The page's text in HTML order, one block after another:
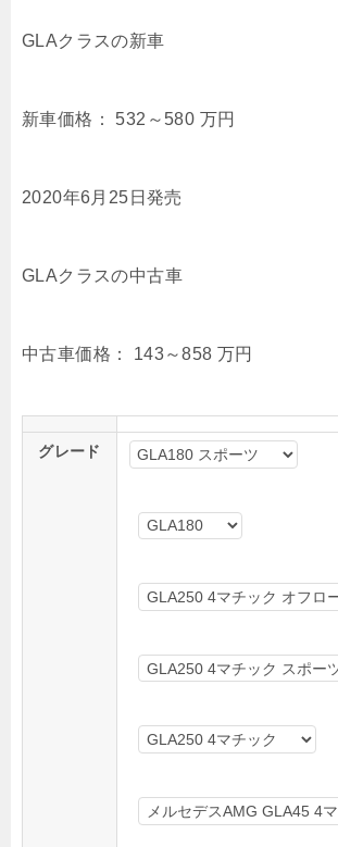
GLAクラスの新車
新車価格： 532～580 万円
2020年6月25日発売
GLAクラスの中古車
中古車価格： 143～858 万円
グレード